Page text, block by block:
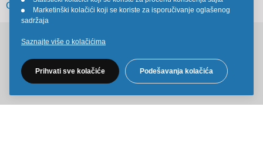
OSTALO
•
•
Marketinški kolačići koji se koriste za isporučivanje oglašenog
sadržaja
Saznajte više o kolačićima
Prihvati sve kolačiće Podešavanja kolačića